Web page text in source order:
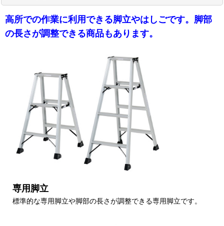
高所での作業に利用できる脚立やはしごです。脚部
の長さが調整できる商品もあります。
専用脚立
標準的な専用脚立や脚部の長さが調整できる専用脚立です。